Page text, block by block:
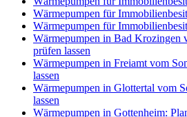
Wärmepumpen für
Wärmepumpen für
Wärmepumpen in Bad Krozingen
prüfen lassen
Wärmepumpen in Freiamt vom
lassen
Wärmepumpen in Glottertal vom
lassen
Wärmepumpen in Gottenheim: